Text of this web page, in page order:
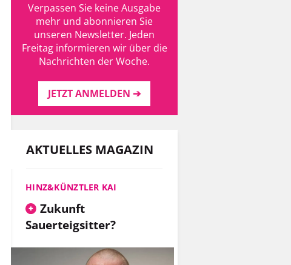
Verpassen Sie keine Ausgabe
mehr und abonnieren Sie
unseren Newsletter. Jeden
Freitag informieren wir über die
Nachrichten der Woche.
JETZT ANMELDEN ➔
AKTUELLES MAGAZIN
HINZ&KÜNZTLER KAI
Zukunft
Sauerteigsitter?